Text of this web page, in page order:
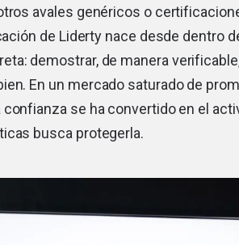
avales genéricos o
de Liderty nace desde dentro
demostrar, de manera
En un mercado saturado de
confianza se ha convertido en el
busca protegerla.